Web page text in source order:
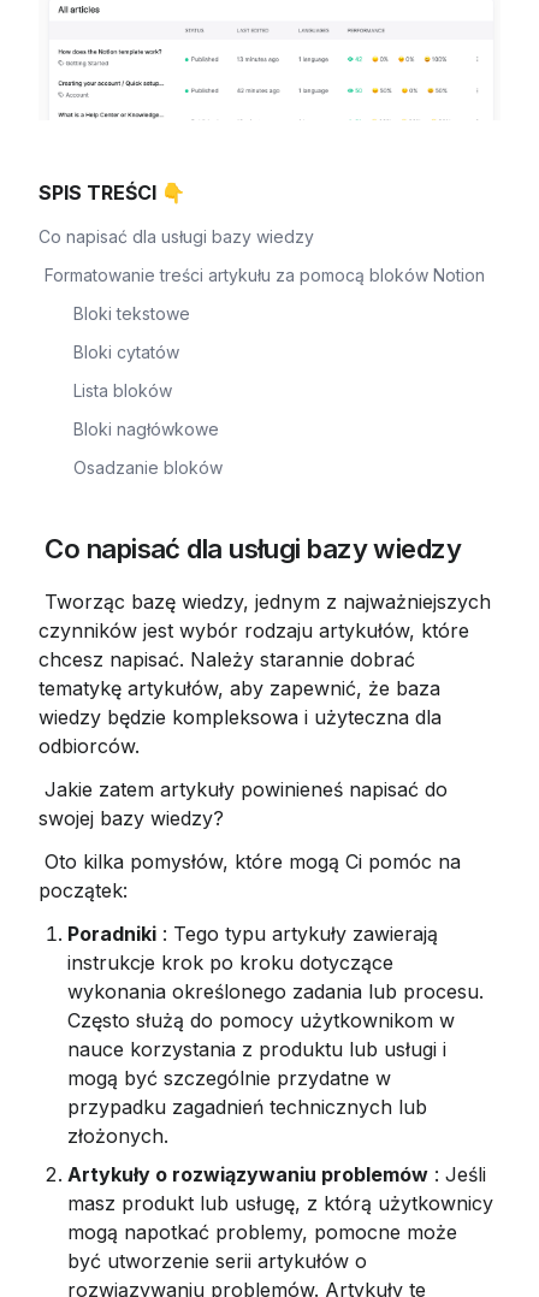
SPIS TREŚCI 👇
Co napisać dla usługi bazy wiedzy
Formatowanie treści artykułu za pomocą bloków Notion
Bloki tekstowe
Bloki cytatów
Lista bloków
Bloki nagłówkowe
Osadzanie bloków
Co napisać dla usługi bazy wiedzy
czynników jest wybór rodzaju artykułów, które
chcesz napisać. Należy starannie dobrać
tematykę artykułów, aby zapewnić, że baza
wiedzy będzie kompleksowa i użyteczna dla
odbiorców.
swojej bazy wiedzy?
początek:
Poradniki : Tego typu artykuły zawierają
instrukcje krok po kroku dotyczące
wykonania określonego zadania lub procesu.
Często służą do pomocy użytkownikom w
nauce korzystania z produktu lub usługi i
mogą być szczególnie przydatne w
przypadku zagadnień technicznych lub
złożonych.
Artykuły o rozwiązywaniu problemów : Jeśli
masz produkt lub usługę, z którą użytkownicy
mogą napotkać problemy, pomocne może
być utworzenie serii artykułów o
rozwiązywaniu problemów. Artykuły te